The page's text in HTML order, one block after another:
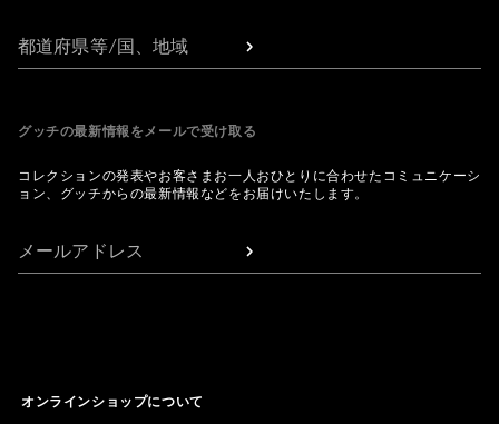
都道府県等/国、地域
グッチの最新情報をメールで受け取る
コレクションの発表やお客さまお一人おひとりに合わせたコミュニケーシ
ョン、グッチからの最新情報などをお届けいたします。
メールアドレス
オンラインショップについて